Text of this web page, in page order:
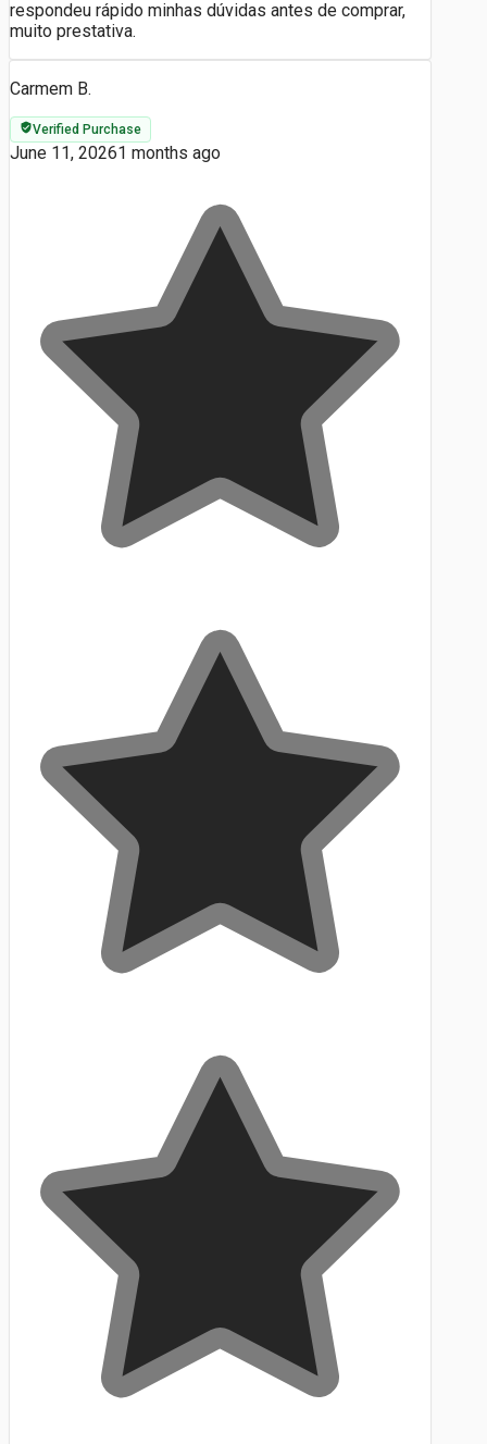
respondeu rápido minhas dúvidas antes de comprar,
muito prestativa.
Carmem B.
Verified Purchase
June 11, 20261 months ago